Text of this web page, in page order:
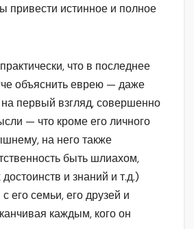
привести истинное и полное
что в последнее
объяснить еврею — даже
на первый взгляд, совершенно
— что кроме его личного
на него также
быть шлиахом,
и знаний и т.д.)
его семьи, его друзей и
каждым, кого он